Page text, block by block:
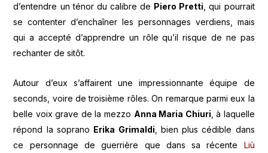
d’entendre un ténor du calibre de Piero Pretti , qui pourrait
se contenter d’enchaîner les personnages verdiens, mais
qui a accepté d’apprendre un rôle qu’il risque de ne pas
rechanter de sitôt.
Autour d’eux s’affairent une impressionnante équipe de
seconds, voire de troisième rôles. On remarque parmi eux la
belle voix grave de la mezzo Anna Maria Chiuri, à laquelle
répond la soprano Erika Grimaldi, bien plus cédible dans
ce personnage de guerrière que dans sa récente
Liù